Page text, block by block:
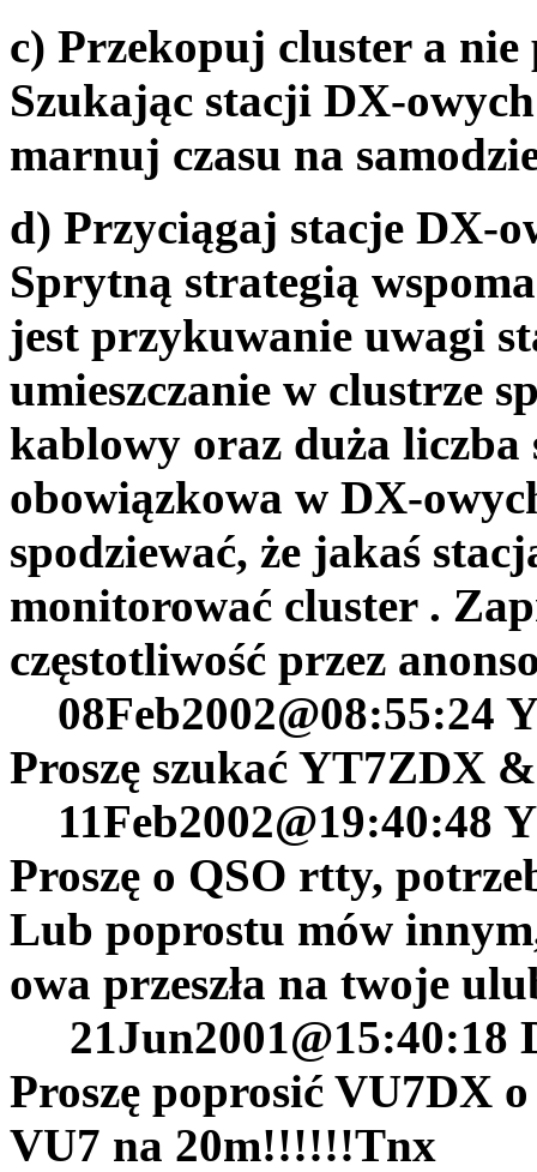
c) Przekopuj cluster a nie
Szukając stacji DX-
marnuj czasu na
d) Przyciągaj stacje DX-
Sprytną strategią
jest przykuwanie uwagi
umieszczanie w clustrze
kablowy oraz duża
obowiązkowa w DX-
spodziewać, że jakaś
monitorować cluster .
częstotliwość przez
08Feb2002@08:55:24
Proszę szukać YT7ZDX
11Feb2002@19:40:48
Proszę o QSO rtty,
Lub poprostu mów
owa przeszła na twoje
21Jun2001@15:40:18
Proszę poprosić VU7DX
VU7 na 20m!!!!!!Tnx